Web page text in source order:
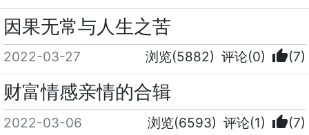
因果无常与人生之苦
2022-03-27 浏览(5882) 评论(0) thumb_up(7)
财富情感亲情的合辑
2022-03-06 浏览(6593) 评论(1) thumb_up(7)